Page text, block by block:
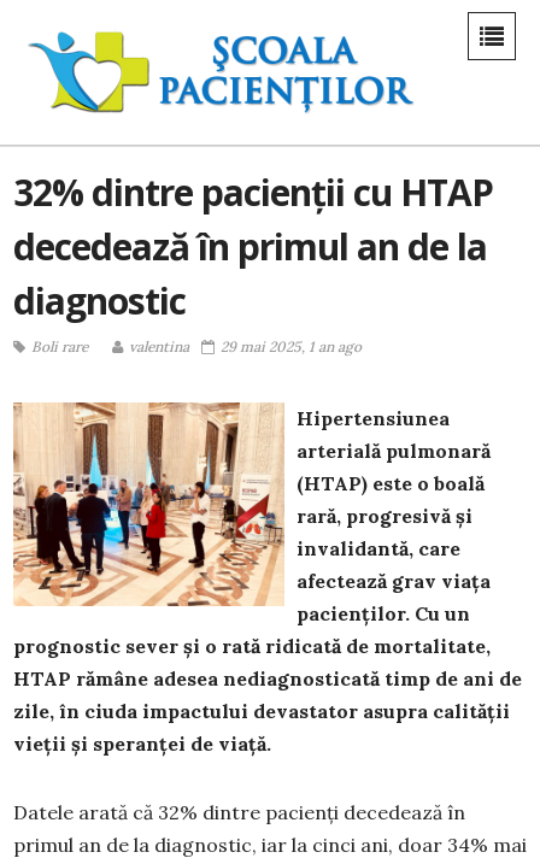
32% dintre pacienții cu HTAP
decedează în primul an de la
diagnostic
Boli rare valentina 29 mai 2025, 1 an ago
Hipertensiunea
arterială pulmonară
(HTAP) este o boală
rară, progresivă și
invalidantă, care
afectează grav viața
pacienților. Cu un
prognostic sever și o rată ridicată de mortalitate,
HTAP rămâne adesea nediagnosticată timp de ani de
zile, în ciuda impactului devastator asupra calității
vieții și speranței de viață.
Datele arată că 32% dintre pacienți decedează în
primul an de la diagnostic, iar la cinci ani, doar 34% mai